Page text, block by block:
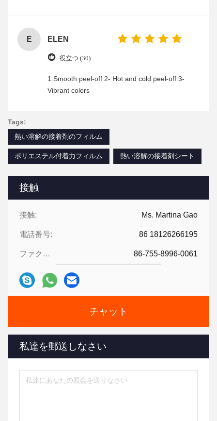
接触
接触: Ms. Martina Gao
電話番号: 86 18126266195
ファクシミリ: 86-755-8996-0061
チャット
私達を郵送しなさい
E ELEN
役立つ (30)
1.Smooth peel-off 2- Hot and cold peel-off 3-
Vibrant colors
Tags:
熱い溶解の接着剤のフィルム
ポリエステル付着力フィルム 熱い溶解の接着剤シート